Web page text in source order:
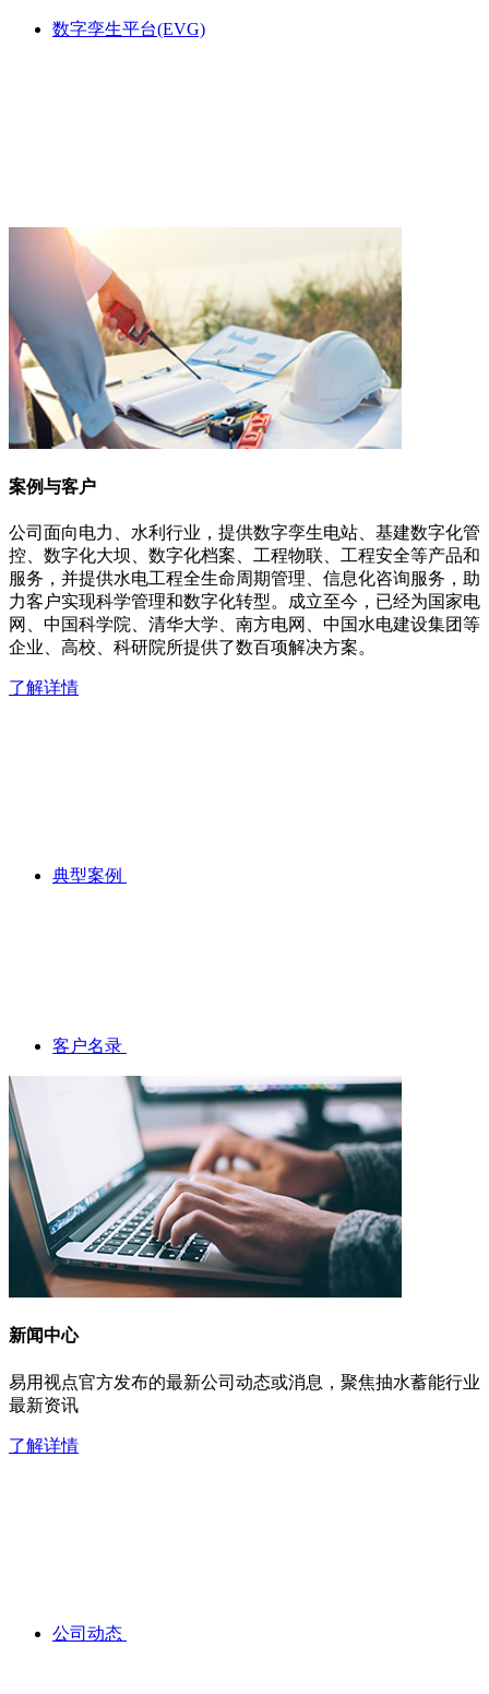
数字孪生平台(EVG)
案例与客户
公司面向电力、水利行业，提供数字孪生电站、基建数字化管
控、数字化大坝、数字化档案、工程物联、工程安全等产品和
服务，并提供水电工程全生命周期管理、信息化咨询服务，助
力客户实现科学管理和数字化转型。成立至今，已经为国家电
网、中国科学院、清华大学、南方电网、中国水电建设集团等
企业、高校、科研院所提供了数百项解决方案。
了解详情
典型案例
客户名录
新闻中心
易用视点官方发布的最新公司动态或消息，聚焦抽水蓄能行业
最新资讯
了解详情
公司动态